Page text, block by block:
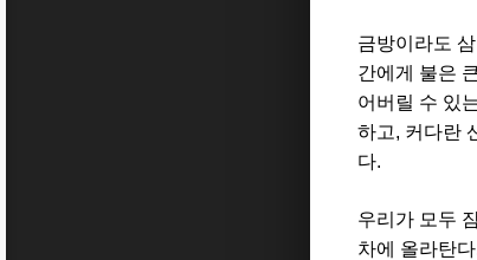
금방이라도
간에게 불은
어버릴 수 있
하고, 커다란
다.
우리가 모두
차에 올라탄